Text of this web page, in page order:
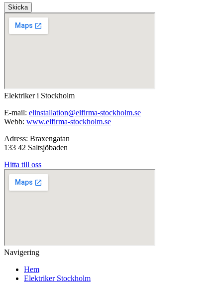
Skicka
Elektriker i Stockholm
E-mail: elinstallation@elfirma-stockholm.se
Webb: www.elfirma-stockholm.se
Adress: Braxengatan
133 42 Saltsjöbaden
Hitta till oss
Navigering
Hem
Elektriker Stockholm